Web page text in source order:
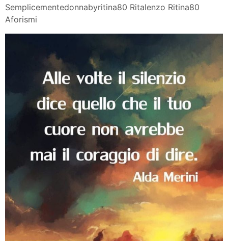
Semplicementedonnabyritina80 Ritalenzo Ritina80
Aforismi